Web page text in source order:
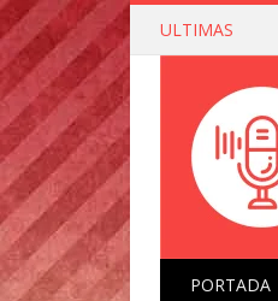
ULTIMAS
PORTADA